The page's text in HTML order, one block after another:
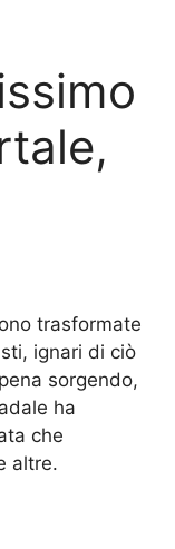
trasformate
ignari di ciò
sorgendo,
ha
che
altre.